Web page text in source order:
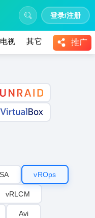
登录/注册
电视 其它 教程 推广
vROps
vRLCM
Avi